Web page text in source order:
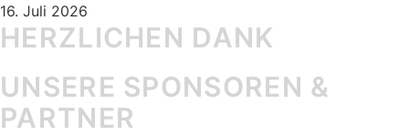
16. Juli 2026
HERZLICHEN DANK
UNSERE SPONSOREN &
PARTNER